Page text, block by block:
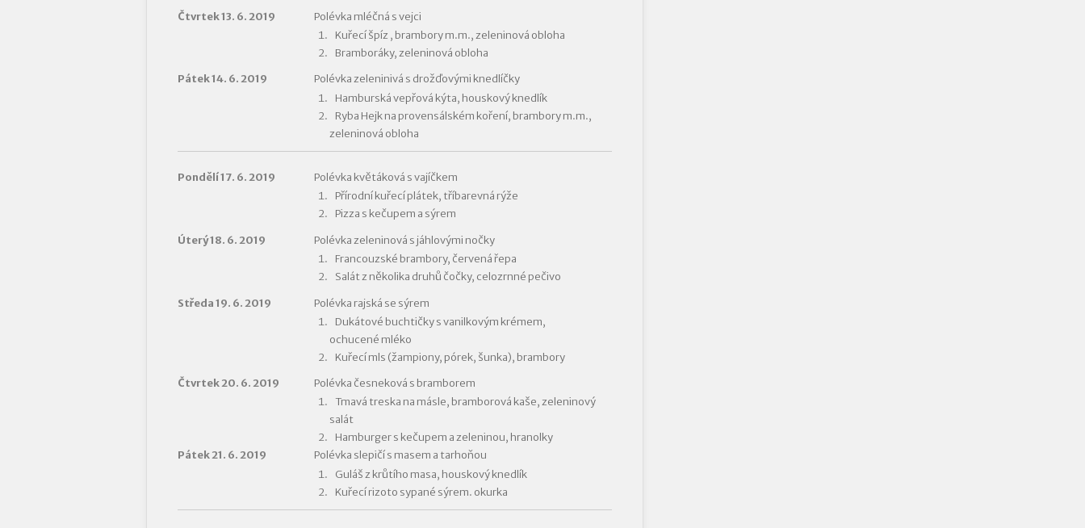
Čtvrtek 13. 6. 2019
Polévka mléčná s vejci
Kuřecí špíz , brambory m.m., zeleninová obloha
Bramboráky, zeleninová obloha
Pátek 14. 6. 2019
Polévka zeleninivá s drožďovými knedlíčky
Hamburská vepřová kýta, houskový knedlík
Ryba Hejk na provensálském koření, brambory m.m.,
zeleninová obloha
Pondělí 17. 6. 2019
Polévka květáková s vajíčkem
Přírodní kuřecí plátek, tříbarevná rýže
Pizza s kečupem a sýrem
Úterý 18. 6. 2019
Polévka zeleninová s jáhlovými nočky
Francouzské brambory, červená řepa
Salát z několika druhů čočky, celozrnné pečivo
Středa 19. 6. 2019
Polévka rajská se sýrem
Dukátové buchtičky s vanilkovým krémem,
ochucené mléko
Kuřecí mls (žampiony, pórek, šunka), brambory
Čtvrtek 20. 6. 2019
Polévka česneková s bramborem
Tmavá treska na másle, bramborová kaše, zeleninový
salát
Hamburger s kečupem a zeleninou, hranolky
Pátek 21. 6. 2019
Polévka slepičí s masem a tarhoňou
Guláš z krůtího masa, houskový knedlík
Kuřecí rizoto sypané sýrem. okurka